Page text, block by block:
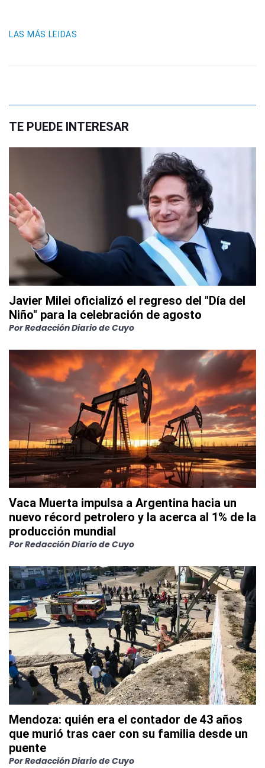
LAS MÁS LEIDAS
TE PUEDE INTERESAR
Javier Milei oficializó el regreso del "Día del
Niño" para la celebración de agosto
PorRedacción Diario de Cuyo
Vaca Muerta impulsa a Argentina hacia un
nuevo récord petrolero y la acerca al 1% de la
producción mundial
PorRedacción Diario de Cuyo
Mendoza: quién era el contador de 43 años
que murió tras caer con su familia desde un
puente
PorRedacción Diario de Cuyo